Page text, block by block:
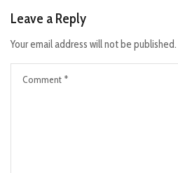
Leave a Reply
Your email address will not be published.